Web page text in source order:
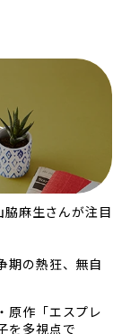
麻生さんが注目
の熱狂、無自
原作「エスプレ
を多視点で